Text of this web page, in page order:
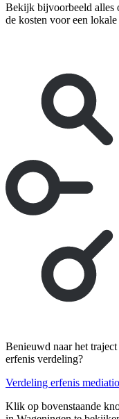
Bekijk bijvoorbeeld alles
de kosten voor een
Benieuwd naar het
erfenis verdeling?
Verdeling erfenis
Klik op bovenstaande